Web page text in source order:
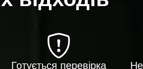
Готується перевірка